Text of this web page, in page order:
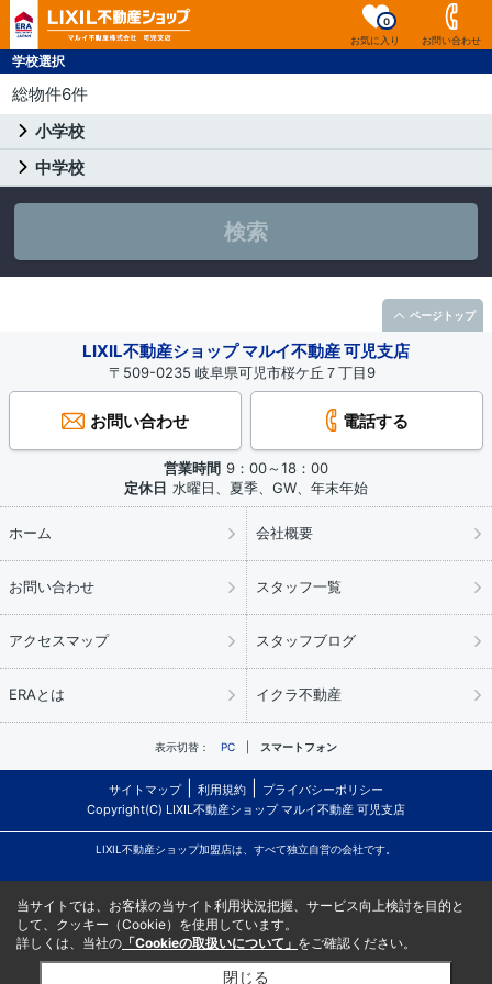
お気に入り
0
お問い合わせ
学校選択
総物件6件
小学校
中学校
検索
LIXIL不動産ショップ マルイ不動産 可児支店
〒509-0235 岐阜県可児市桜ケ丘７丁目9
お問い合わせ 電話する
営業時間 9：00～18：00
定休日 水曜日、夏季、GW、年末年始
ホーム 会社概要
お問い合わせ スタッフ一覧
アクセスマップ スタッフブログ
ERAとは イクラ不動産
表示切替： PC スマートフォン
サイトマップ 利用規約
プライバシーポリシー
Copyright(C) LIXIL不動産ショップ マルイ不動産 可児支店
LIXIL不動産ショップ加盟店は、すべて独立自営の会社です。
ページトップ
当サイトでは、お客様の当サイト利用状況把握、サービス向上検討を目的と
して、クッキー（Cookie）を使用しています。
詳しくは、当社の 「Cookieの取扱いについて」 をご確認ください。
閉じる